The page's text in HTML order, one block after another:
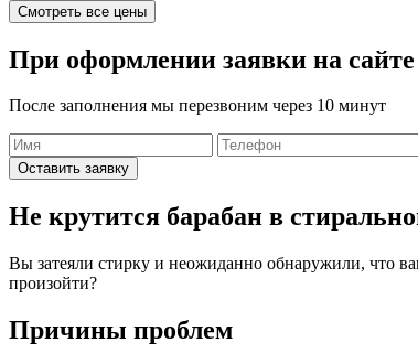
Смотреть все цены
При оформлении заявки на сайте
После заполнения мы перезвоним через 10 минут
Оставить заявку
Не крутится барабан в
Вы затеяли стирку и неожиданно обнаружили, что
произойти?
Причины проблем